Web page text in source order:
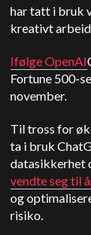
har tatt i bruk
kreativt
Ifølge OpenAI
Fortune 500-
november.
Til tross for
ta i bruk
datasikkerhet
vendte seg til
og
risiko.